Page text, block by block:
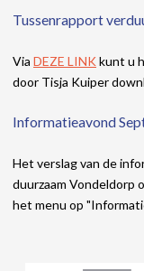
Tussenrapport
Via DEZE LINK kunt u
door Tisja Kuiper
Informatieavond
Het verslag van de
duurzaam Vondeldorp
het menu op